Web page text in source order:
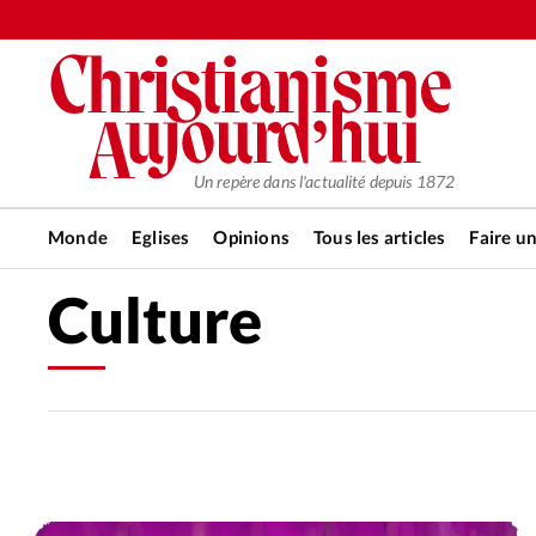
Un repère dans l'actualité depuis 1872
Monde Eglises Opinions Tous les articles Faire
RUBRIQUES
Culture